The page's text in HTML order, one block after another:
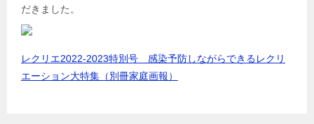
だきました。
レクリエ2022-2023特別号 感染予防しながらできるレクリ
エーション大特集（別冊家庭画報）